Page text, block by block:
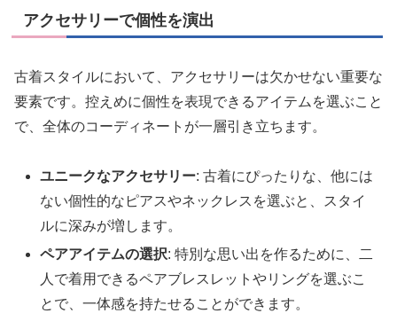
アクセサリーで個性を演出
古着スタイルにおいて、アクセサリーは欠かせない重要な
要素です。控えめに個性を表現できるアイテムを選ぶこと
で、全体のコーディネートが一層引き立ちます。
ユニークなアクセサリー: 古着にぴったりな、他には
ない個性的なピアスやネックレスを選ぶと、スタイ
ルに深みが増します。
ペアアイテムの選択: 特別な思い出を作るために、二
人で着用できるペアブレスレットやリングを選ぶこ
とで、一体感を持たせることができます。